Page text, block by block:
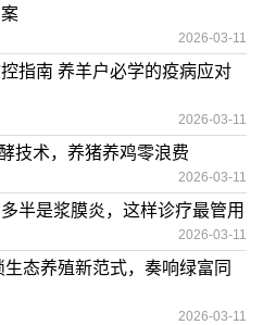
2026-03-11
指南 养羊户必学的疫病应对
2026-03-11
技术，养猪养鸡零浪费
2026-03-11
半是浆膜炎，这样诊疗最管用
2026-03-11
态养殖新范式，奏响绿富同
2026-03-11